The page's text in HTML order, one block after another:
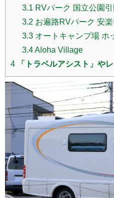
3.1 RVパーク 国立公園
3.2 お遍路RVパーク 安
3.3 オートキャンプ場 ホ
3.4Aloha Village
4 「トラベルアシスト」や